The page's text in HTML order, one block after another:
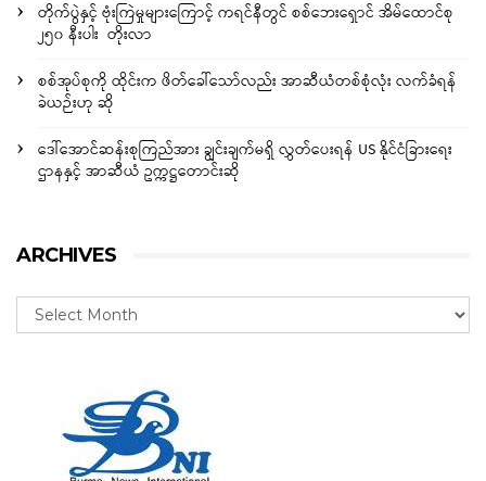
တိုက်ပွဲနှင့် ဗုံးကြဲမှုများကြောင့် ကရင်နီတွင် စစ်ဘေးရှောင် အိမ်ထောင်စု
၂၅၀ နီးပါး တိုးလာ
စစ်အုပ်စုကို ထိုင်းက ဖိတ်ခေါ်သော်လည်း အာဆီယံတစ်စုံလုံး လက်ခံရန်
ခဲယဉ်းဟု ဆို
ဒေါ်အောင်ဆန်းစုကြည်အား ချွင်းချက်မရှိ လွှတ်ပေးရန် US နိုင်ငံခြားရေး
ဌာနနှင့် အာဆီယံ ဥက္ကဋ္ဌတောင်းဆို
ARCHIVES